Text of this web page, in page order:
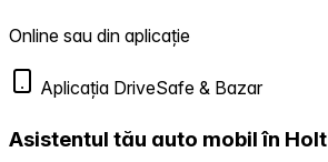
Online sau din aplicație
Aplicația DriveSafe & Bazar
Asistentul tău auto mobil în Holt